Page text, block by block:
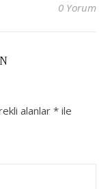
0 Yorum
alanlar* ile